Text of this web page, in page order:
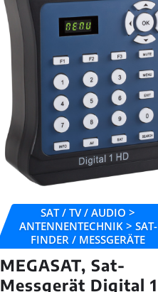
SAT / TV / AUDIO >
ANTENNENTECHNIK > SAT-
FINDER / MESSGERÄTE
MEGASAT, Sat-
Messgerät Digital 1